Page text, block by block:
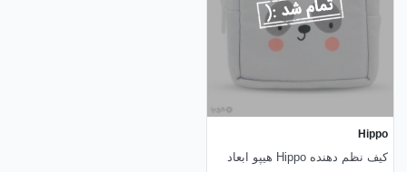
Hippo
کیف نظم دهنده Hippo هیپو ابعاد